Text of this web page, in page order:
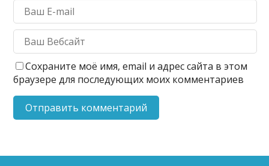
Сохраните моё имя, email и адрес сайта в этом
браузере для последующих моих комментариев